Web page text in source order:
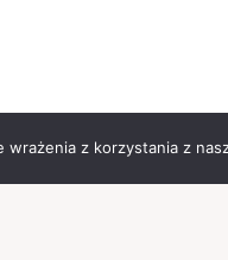
z korzystania z